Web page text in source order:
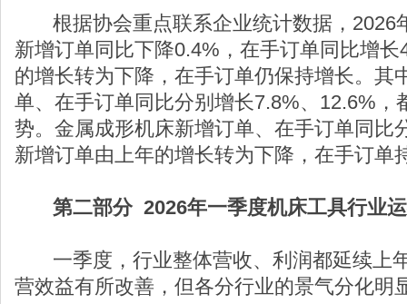
根据协会重点联系企业统计数据，2026
新增订单同比下降0.4%，在手订单同比增
的增长转为下降，在手订单仍保持增长。其
单、在手订单同比分别增长7.8%、12.6%，
势。金属成形机床新增订单、在手订单同比
新增订单由上年的增长转为下降，在手订单
第二部分 2026年一季度机床工具行业
一季度，行业整体营收、利润都延续上
营效益有所改善，但各分行业的景气分化明